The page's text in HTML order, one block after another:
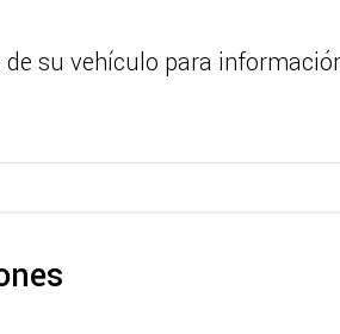
su vehículo para